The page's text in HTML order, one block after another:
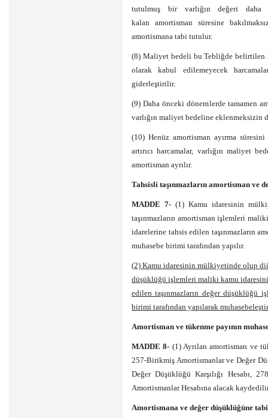
tutulmuş bir varlığın değeri daha
kalan amortisman süresine
amortismana tabi tutulur.
(8) Maliyet bedeli bu Tebliğde belirtilen
olarak kabul edilemeyecek
giderleştirilir.
(9) Daha önceki dönemlerde tamamen
varlığın maliyet bedeline eklenmeksizin
(10) Henüz amortisman ayırma
artırıcı harcamalar, varlığın maliyet
amortisman ayrılır.
Tahsisli taşınmazların amortisman ve
MADDE 7-(1) Kamu idaresinin
taşınmazların amortisman işlemleri
idarelerine tahsis edilen taşınmazların
muhasebe birimi tarafından yapılır.
(2) Kamu idaresinin mülkiyetinde olup
düşüklüğü işlemleri maliki kamu
edilen taşınmazların değer düşüklüğü
birimi tarafından yapılarak
Amortisman ve tükenme payının
MADDE 8- (1) Ayrılan amortisman ve
257-Birikmiş Amortismanlar ve Değer
Değer Düşüklüğü Karşılığı Hesabı,
Amortismanlar Hesabına alacak
Amortismana ve değer düşüklüğüne